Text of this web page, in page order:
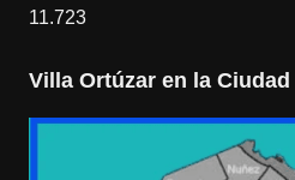
11.723
Villa Ortúzar en la Ciudad